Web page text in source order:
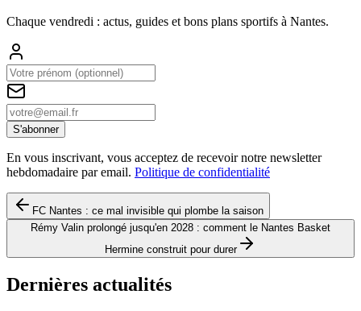
Chaque vendredi : actus, guides et bons plans sportifs à Nantes.
S'abonner
En vous inscrivant, vous acceptez de recevoir notre newsletter
hebdomadaire par email. Politique de confidentialité
FC Nantes : ce mal invisible qui plombe la saison
Rémy Valin prolongé jusqu'en 2028 : comment le Nantes Basket
Hermine construit pour durer
Dernières actualités